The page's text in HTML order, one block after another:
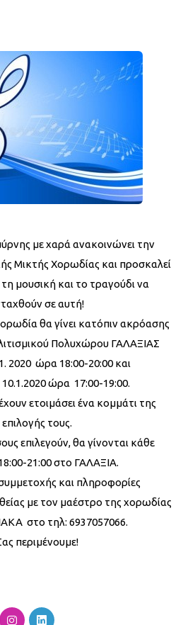
με χαρά ανακοινώνει την
Μικτής Χορωδίας και προσκαλεί
μουσική και το τραγούδι να
σε αυτή!
θα γίνει κατόπιν ακρόασης
Πολυχώρου ΓΑΛΑΞΙΑΣ
2020 ώρα 18:00-20:00 και
ώρα 17:00-19:00.
ετοιμάσει ένα κομμάτι της
επιλογής τους.
επιλεγούν, θα γίνονται κάθε
21:00 στο ΓΑΛΑΞΙΑ.
και πληροφορίες
με τον μαέστρο της χορωδίας
στο τηλ: 6937057066.
περιμένουμε!